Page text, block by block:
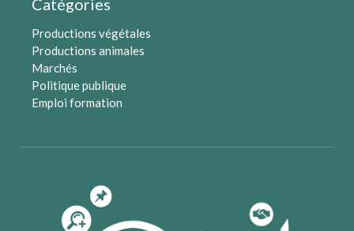
Catégories
Productions végétales
Productions animales
Marchés
Politique publique
Emploi formation